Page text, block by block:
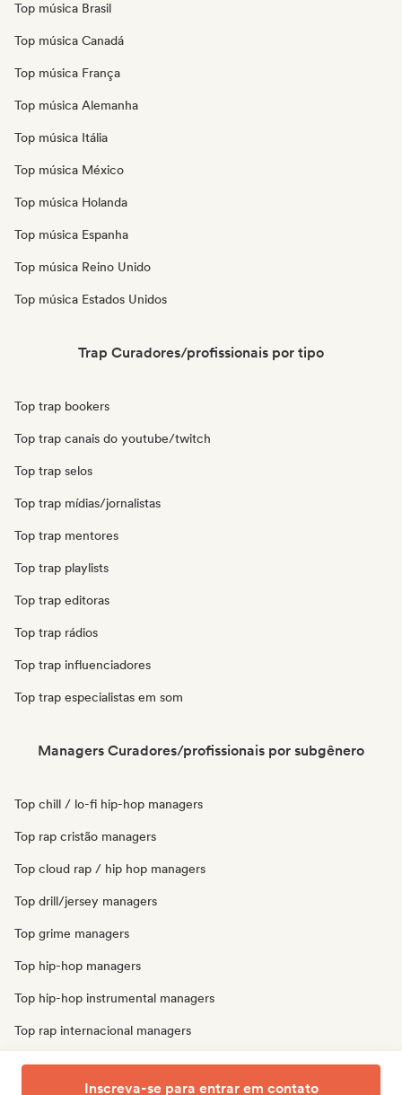
Top música Brasil
Top música Canadá
Top música França
Top música Alemanha
Top música Itália
Top música México
Top música Holanda
Top música Espanha
Top música Reino Unido
Top música Estados Unidos
Trap Curadores/profissionais por tipo
Top trap bookers
Top trap canais do youtube/twitch
Top trap selos
Top trap mídias/jornalistas
Top trap mentores
Top trap playlists
Top trap editoras
Top trap rádios
Top trap influenciadores
Top trap especialistas em som
Managers Curadores/profissionais por subgênero
Top chill / lo-fi hip-hop managers
Top rap cristão managers
Top cloud rap / hip hop managers
Top drill/jersey managers
Top grime managers
Top hip-hop managers
Top hip-hop instrumental managers
Top rap internacional managers
Top rap em inglês managers
Inscreva-se para entrar em contato